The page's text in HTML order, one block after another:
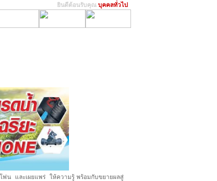
ยินดีต้อนรับคุณ บุคคลทั่วไป
น และเผยแพร่ ให้ความรู้ พร้อมกับขยายผลสู่